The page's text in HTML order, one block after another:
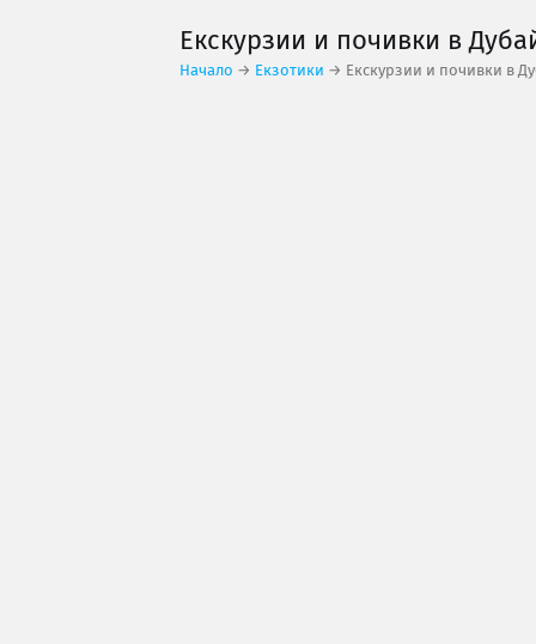
Екскурзии и почивки в
Начало → Екзотики → Екскурзии и почивки в